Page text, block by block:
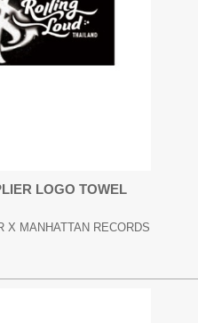
LOGO TOWEL
X MANHATTAN RECORDS